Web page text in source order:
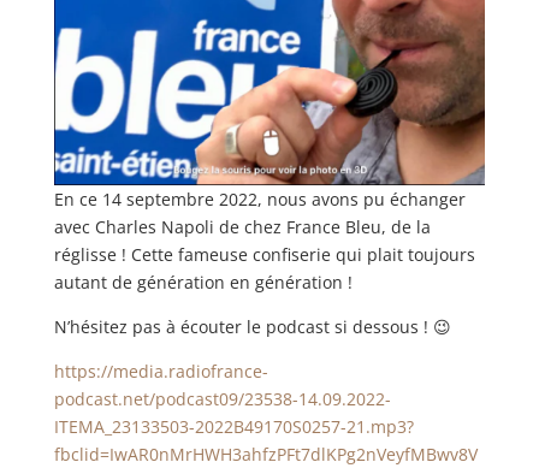
En ce 14 septembre 2022, nous avons pu échanger
avec Charles Napoli de chez France Bleu, de la
réglisse ! Cette fameuse confiserie qui plait toujours
autant de génération en génération !
N’hésitez pas à écouter le podcast si dessous ! 😉
https://media.radiofrance-
podcast.net/podcast09/23538-14.09.2022-
ITEMA_23133503-2022B49170S0257-21.mp3?
fbclid=IwAR0nMrHWH3ahfzPFt7dlKPg2nVeyfMBwv8V